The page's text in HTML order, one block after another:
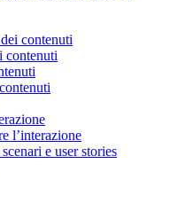
contenuti
contenuti
l’interazione
e user stories